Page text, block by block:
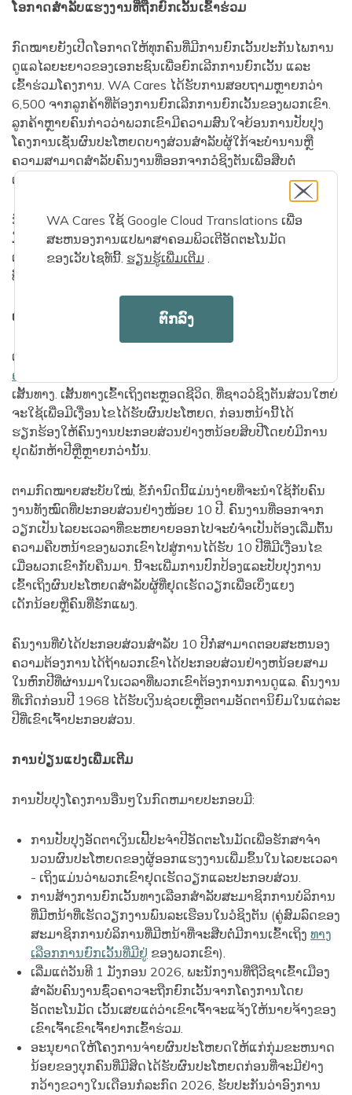
ໂອກາດສໍາລັບແຮງງານທີ່ຖືກຍົກເວັ້ນເຂົ້າຮ່ວມ
ກົດໝາຍຍັງເປີດໂອກາດໃຫ້ທຸກຄົນທີ່ມີການຍົກເວັ້ນປະກັນໄພການ
ດູແລໄລຍະຍາວຂອງເອກະຊົນເພື່ອຍົກເລີກການຍົກເວັ້ນ ແລະ
ເຂົ້າຮ່ວມໂຄງການ. WA Cares ໄດ້ຮັບການສອບຖາມຫຼາຍກວ່າ
6,500 ຈາກລູກຄ້າທີ່ຕ້ອງການຍົກເລີກການຍົກເວັ້ນຂອງພວກເຂົາ.
ລູກຄ້າຫຼາຍຄົນກ່າວວ່າພວກເຂົາມີຄວາມສົນໃຈຍ້ອນການປັບປຸງ
ໂຄງການເຊັ່ນຜົນປະໂຫຍດບາງສ່ວນສໍາລັບຜູ້ໃກ້ຈະບໍານານຫຼື
ຄວາມສາມາດສໍາລັບຄົນງານທີ່ອອກຈາກວໍຊິງຕັນເພື່ອສືບຕໍ່
ເຂົ້າຮ່ວມໂຄງການແລະເຂົ້າເຖິງຜົນປະໂຫຍດໃນອະນາຄົດ.
ກົມຄວາມປອດໄພການຈ້າງງານຈະຕິດຕໍ່ກັບຜູ້ອອກແຮງງານທີ່
ມີການອະນຸມັດການຍົກເວັ້ນປະກັນໄພການດູແລໄລຍະຍາວຂອງ
ເອກະຊົນເພື່ອໃຫ້ຂໍ້ມູນເພີ່ມເຕີມພາຍຫຼັງທີ່ກົດໝາຍສະບັບນີ້ມີຜົນ
ບັງຄັບໃຊ້ໃນວັນທີ 1 ມັງກອນ 2026.
ເຮັດໃຫ້ຄວາມງ່າຍດາຍຂອງຄວາມຕ້ອງການປະກອບສ່ວນສິບປີ
ເພື່ອ​ໃຫ້​ໄດ້​ຮັບ​ຜົນ​ປະ​ໂຫຍດ, ຜູ້​ອອກ​ແຮງ​ງານ​ຕ້ອງ​ຕອບ​ສະ​ໜອງ
ຄວາມ​ຮຽກ​ຮ້ອງ​ຕ້ອງ​ການ​ປະ​ກອບ​ສ່ວນ
ເສັ້ນ​ທາງ. ເສັ້ນທາງເຂົ້າເຖິງຕະຫຼອດຊີວິດ, ທີ່ຊາວວໍຊິງຕັນສ່ວນໃຫຍ່
ຈະໃຊ້ເພື່ອມີເງື່ອນໄຂໄດ້ຮັບຜົນປະໂຫຍດ, ກ່ອນຫນ້ານີ້ໄດ້
ຮຽກຮ້ອງໃຫ້ຄົນງານປະກອບສ່ວນຢ່າງຫນ້ອຍສິບປີໂດຍບໍ່ມີການ
ຢຸດພັກຫ້າປີຫຼືຫຼາຍກວ່ານັ້ນ.
ຕາມ​ກົດໝາຍ​ສະບັບ​ໃໝ່, ຂໍ້​ກຳນົດ​ນີ້​ແມ່ນ​ງ່າຍ​ທີ່​ຈະ​ນຳ​ໃຊ້​ກັບ​ຄົນ​
ງານ​ທັງ​ໝົດ​ທີ່​ປະກອບສ່ວນ​ຢ່າງ​ໜ້ອຍ 10 ປີ. ຄົນງານທີ່ອອກຈາກ
ວຽກເປັນໄລຍະເວລາທີ່ຂະຫຍາຍອອກໄປຈະບໍ່ຈໍາເປັນຕ້ອງເລີ່ມຕົ້ນ
ຄວາມຄືບຫນ້າຂອງພວກເຂົາໄປສູ່ການໄດ້ຮັບ 10 ປີທີ່ມີເງື່ອນໄຂ
ເມື່ອພວກເຂົາກັບຄືນມາ. ນີ້ຈະເພີ່ມການປົກປ້ອງແລະປັບປຸງການ
ເຂົ້າເຖິງຜົນປະໂຫຍດສໍາລັບຜູ້ທີ່ຢຸດເຮັດວຽກເພື່ອເບິ່ງແຍງ
ເດັກນ້ອຍຫຼືຄົນທີ່ຮັກແພງ.
ຄົນງານທີ່ບໍ່ໄດ້ປະກອບສ່ວນສໍາລັບ 10 ປີກໍ່ສາມາດຕອບສະຫນອງ
ຄວາມຕ້ອງການໄດ້ຖ້າພວກເຂົາໄດ້ປະກອບສ່ວນຢ່າງຫນ້ອຍສາມ
ໃນຫົກປີທີ່ຜ່ານມາໃນເວລາທີ່ພວກເຂົາຕ້ອງການການດູແລ. ຄົນງານ
ທີ່ເກີດກ່ອນປີ 1968 ໄດ້ຮັບເງິນຊ່ວຍເຫຼືອຕາມອັດຕານິຍົມໃນແຕ່ລະ
ປີທີ່ເຂົາເຈົ້າປະກອບສ່ວນ.
ການປ່ຽນແປງເພີ່ມເຕີມ
ການປັບປຸງໂຄງການອື່ນໆໃນກົດຫມາຍປະກອບມີ:
ການປັບປຸງອັດຕາເງິນເຟີ້ປະຈໍາປີອັດຕະໂນມັດເພື່ອຮັກສາຈໍາ
ນວນຜົນປະໂຫຍດຂອງຜູ້ອອກແຮງງານເພີ່ມຂຶ້ນໃນໄລຍະເວລາ
- ເຖິງແມ່ນວ່າພວກເຂົາຢຸດເຮັດວຽກແລະປະກອບສ່ວນ.
ການສ້າງການຍົກເວັ້ນທາງເລືອກສໍາລັບສະມາຊິກການບໍລິການ
ທີ່ມີຫນ້າທີ່ເຮັດວຽກງານພົນລະເຮືອນໃນວໍຊິງຕັນ (ຄູ່ສົມລົດຂອງ
ສະມາຊິກການບໍລິການທີ່ມີຫນ້າທີ່ຈະສືບຕໍ່ມີການເຂົ້າເຖິງ ທາງ
ເລືອກການຍົກເວັ້ນທີ່ມີຢູ່ ຂອງພວກເຂົາ).
ເລີ່ມແຕ່ວັນທີ 1 ມັງກອນ 2026, ພະນັກງານທີ່ຖືວີຊາເຂົ້າເມືອງ
ສຳລັບຄົນງານຊົ່ວຄາວຈະຖືກຍົກເວັ້ນຈາກໂຄງການໂດຍ
ອັດຕະໂນມັດ ເວັ້ນເສຍແຕ່ວ່າເຂົາເຈົ້າຈະແຈ້ງໃຫ້ນາຍຈ້າງຂອງ
ເຂົາເຈົ້າເຂົາເຈົ້າຢາກເຂົ້າຮ່ວມ.
ອະນຸຍາດໃຫ້ໂຄງການຈ່າຍຜົນປະໂຫຍດໃຫ້ແກ່ກຸ່ມຂະຫນາດ
ນ້ອຍຂອງບຸກຄົນທີ່ມີສິດໄດ້ຮັບຜົນປະໂຫຍດກ່ອນທີ່ຈະມີຢ່າງ
ກວ້າງຂວາງໃນເດືອນກໍລະກົດ 2026, ຮັບປະກັນວ່າອົງການ
WA Cares ໃຊ້ Google Cloud Translations ເພື່ອ
ສະຫນອງການແປພາສາຄອມພິວເຕີອັດຕະໂນມັດ
ຂອງເວັບໄຊທ໌ນີ້. ຮຽນ​ຮູ້​ເພີ່ມ​ເຕີມ​.
ຕົກລົງ